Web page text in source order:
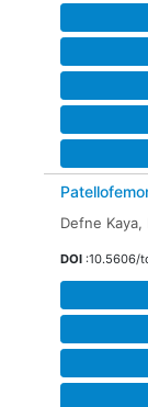
Defne
DOI :10.5606/